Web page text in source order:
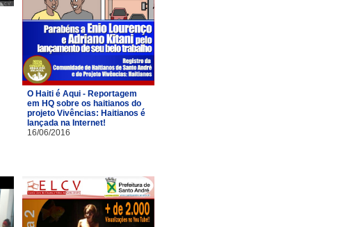
O Haiti é Aqui - Reportagem
em HQ sobre os haitianos do
projeto Vivências: Haitianos é
lançada na Internet!
16/06/2016